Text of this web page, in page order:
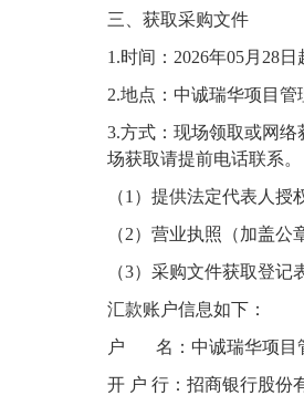
三、获取采购文件
1.时间：2026年05月 28日
2.地点 ：中诚瑞华项目
3.方式 ：现场领取或网
场获取请提前电话联系。
（1）提供法定代表人授
（2） 营业执照（加盖公
（3）采购文件获取登记
汇款账户信息如下：
户
名：中诚瑞华项目
开 户 行：招商银行股份